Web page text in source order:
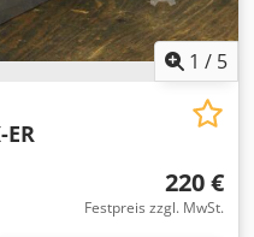
1 / 5
ER
220 €
Festpreis zzgl. MwSt.